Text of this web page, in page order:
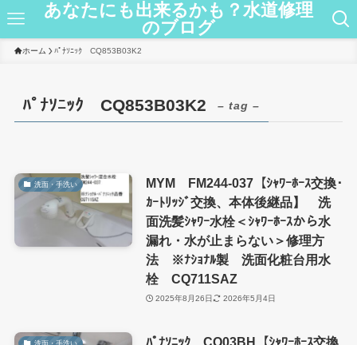
あなたにも出来るかも？水道修理
のブログ
ホーム ﾊﾟﾅｿﾆｯｸ CQ853B03K2
ﾊﾟﾅｿﾆｯｸ CQ853B03K2 – tag –
洗面・手洗い
MYM FM244-037【ｼｬﾜｰﾎｰｽ交換･
ｶｰﾄﾘｯｼﾞ交換、本体後継品】 洗
面洗髪ｼｬﾜｰ水栓＜ｼｬﾜｰﾎｰｽから水
漏れ・水が止まらない＞修理方
法 ※ﾅｼｮﾅﾙ製 洗面化粧台用水
栓 CQ711SAZ
2025年8月26日 2026年5月4日
洗面・手洗い
ﾊﾟﾅｿﾆｯｸ CQ03BH【ｼｬﾜｰﾎｰｽ交換